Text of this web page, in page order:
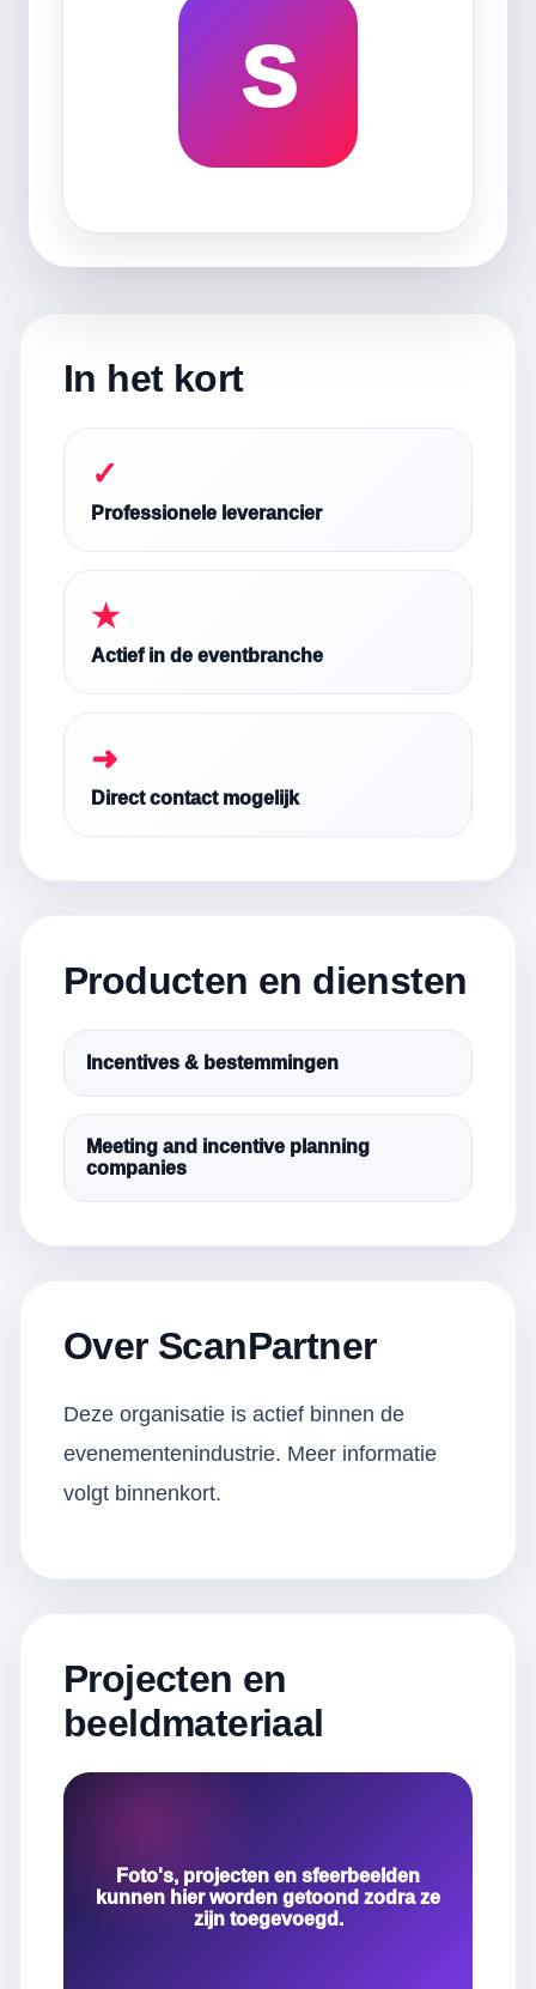
S
In het kort
✓
Professionele leverancier
★
Actief in de eventbranche
➜
Direct contact mogelijk
Producten en diensten
Incentives & bestemmingen
Meeting and incentive planning
companies
Over ScanPartner
Deze organisatie is actief binnen de
evenementenindustrie. Meer informatie
volgt binnenkort.
Projecten en
beeldmateriaal
Foto's, projecten en sfeerbeelden
kunnen hier worden getoond zodra ze
zijn toegevoegd.